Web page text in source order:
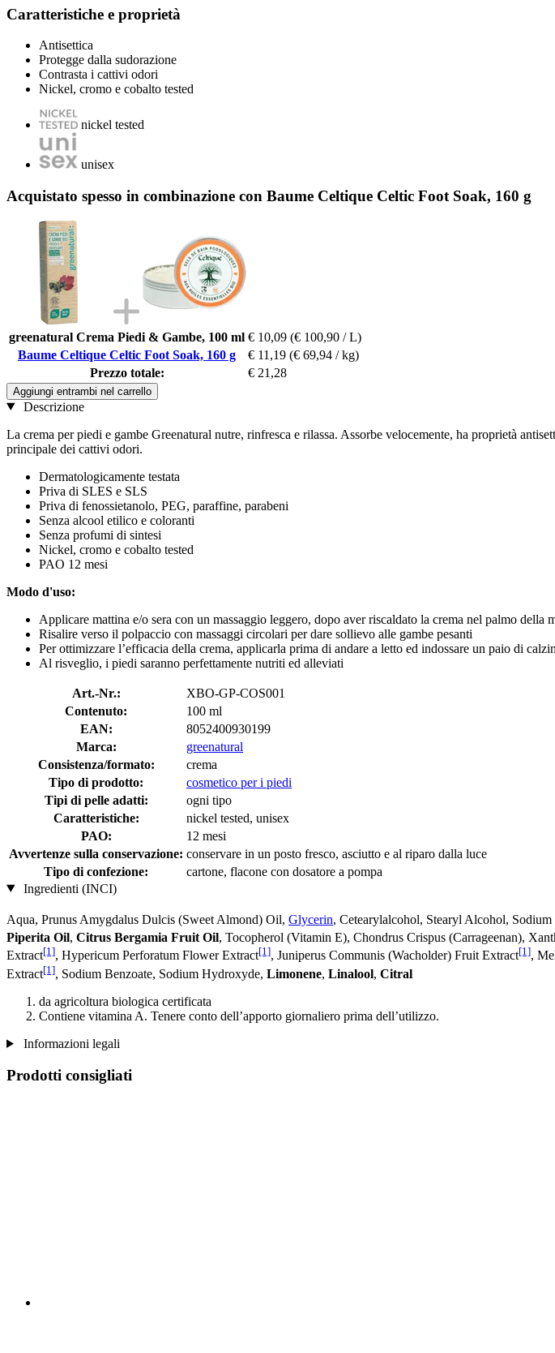
Caratteristiche e proprietà
Antisettica
Protegge dalla sudorazione
Contrasta i cattivi odori
Nickel, cromo e cobalto tested
nickel tested
unisex
Acquistato spesso in combinazione con Baume Celtique Celtic Foot Soak, 160 g
greenatural Crema Piedi & Gambe, 100 ml € 10,09 (€ 100,90 / L)
Baume Celtique Celtic Foot Soak, 160 g
€ 11,19 (€ 69,94 / kg)
Prezzo totale:
€ 21,28
Aggiungi entrambi nel carrello
Descrizione
La crema per piedi e gambe Greenatural nutre, rinfresca e rilassa. Assorbe velocemente, ha proprietà
principale dei cattivi odori.
Dermatologicamente testata
Priva di SLES e SLS
Priva di fenossietanolo, PEG, paraffine, parabeni
Senza alcool etilico e coloranti
Senza profumi di sintesi
Nickel, cromo e cobalto tested
PAO 12 mesi
Modo d'uso:
Applicare mattina e/o sera con un massaggio leggero, dopo aver riscaldato la crema nel palmo della
Risalire verso il polpaccio con massaggi circolari per dare sollievo alle gambe pesanti
Per ottimizzare l’efficacia della crema, applicarla prima di andare a letto ed indossare un paio di
Al risveglio, i piedi saranno perfettamente nutriti ed alleviati
Art.-Nr.:
XBO-GP-COS001
Contenuto:
100 ml
EAN:
8052400930199
Marca:
greenatural
Consistenza/formato:
crema
Tipo di prodotto:
cosmetico per i piedi
Tipi di pelle adatti:
ogni tipo
Caratteristiche:
nickel tested, unisex
PAO:
12 mesi
Avvertenze sulla conservazione: conservare in un posto fresco, asciutto e al riparo dalla luce
Tipo di confezione:
cartone, flacone con dosatore a pompa
Ingredienti (INCI)
Aqua, Prunus Amygdalus Dulcis (Sweet Almond) Oil, Glycerin, Cetearylalcohol, Stearyl Alcohol,
Piperita Oil, Citrus Bergamia Fruit Oil, Tocopherol (Vitamin E), Chondrus Crispus (Carrageenan),
Extract[1], Hypericum Perforatum Flower Extract[1], Juniperus Communis (Wacholder) Fruit Extract[1],
Extract[1], Sodium Benzoate, Sodium Hydroxyde, Limonene, Linalool, Citral
da agricoltura biologica certificata
Contiene vitamina A. Tenere conto dell’apporto giornaliero prima dell’utilizzo.
Informazioni legali
Prodotti consigliati